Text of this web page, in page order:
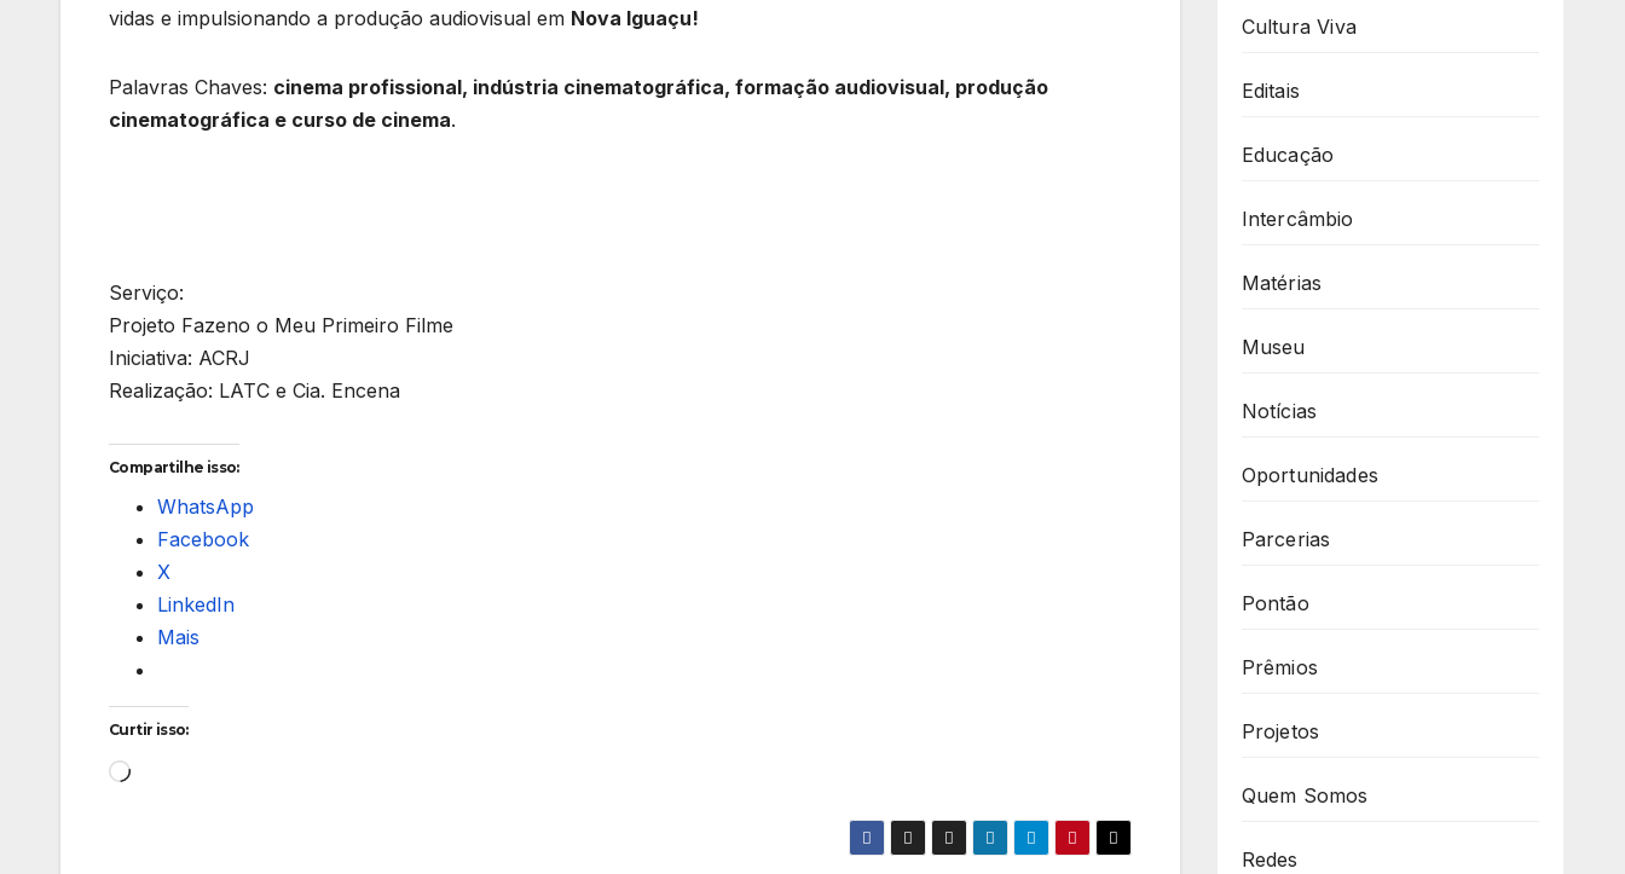
vidas e impulsionando a produção audiovisual em Nova Iguaçu!
Palavras Chaves: cinema profissional, indústria cinematográfica, formação audiovisual, produção
cinematográfica e curso de cinema.
Serviço:
Projeto Fazeno o Meu Primeiro Filme
Iniciativa: ACRJ
Realização: LATC e Cia. Encena
Compartilhe isso:
WhatsApp
Facebook
X
LinkedIn
Mais
Curtir isso:
Carregando...
Cultura Viva
Editais
Educação
Intercâmbio
Matérias
Museu
Notícias
Oportunidades
Parcerias
Pontão
Prêmios
Projetos
Quem Somos
Redes